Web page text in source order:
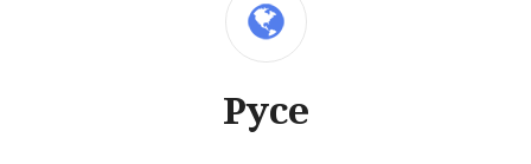
МестоположениеРусе